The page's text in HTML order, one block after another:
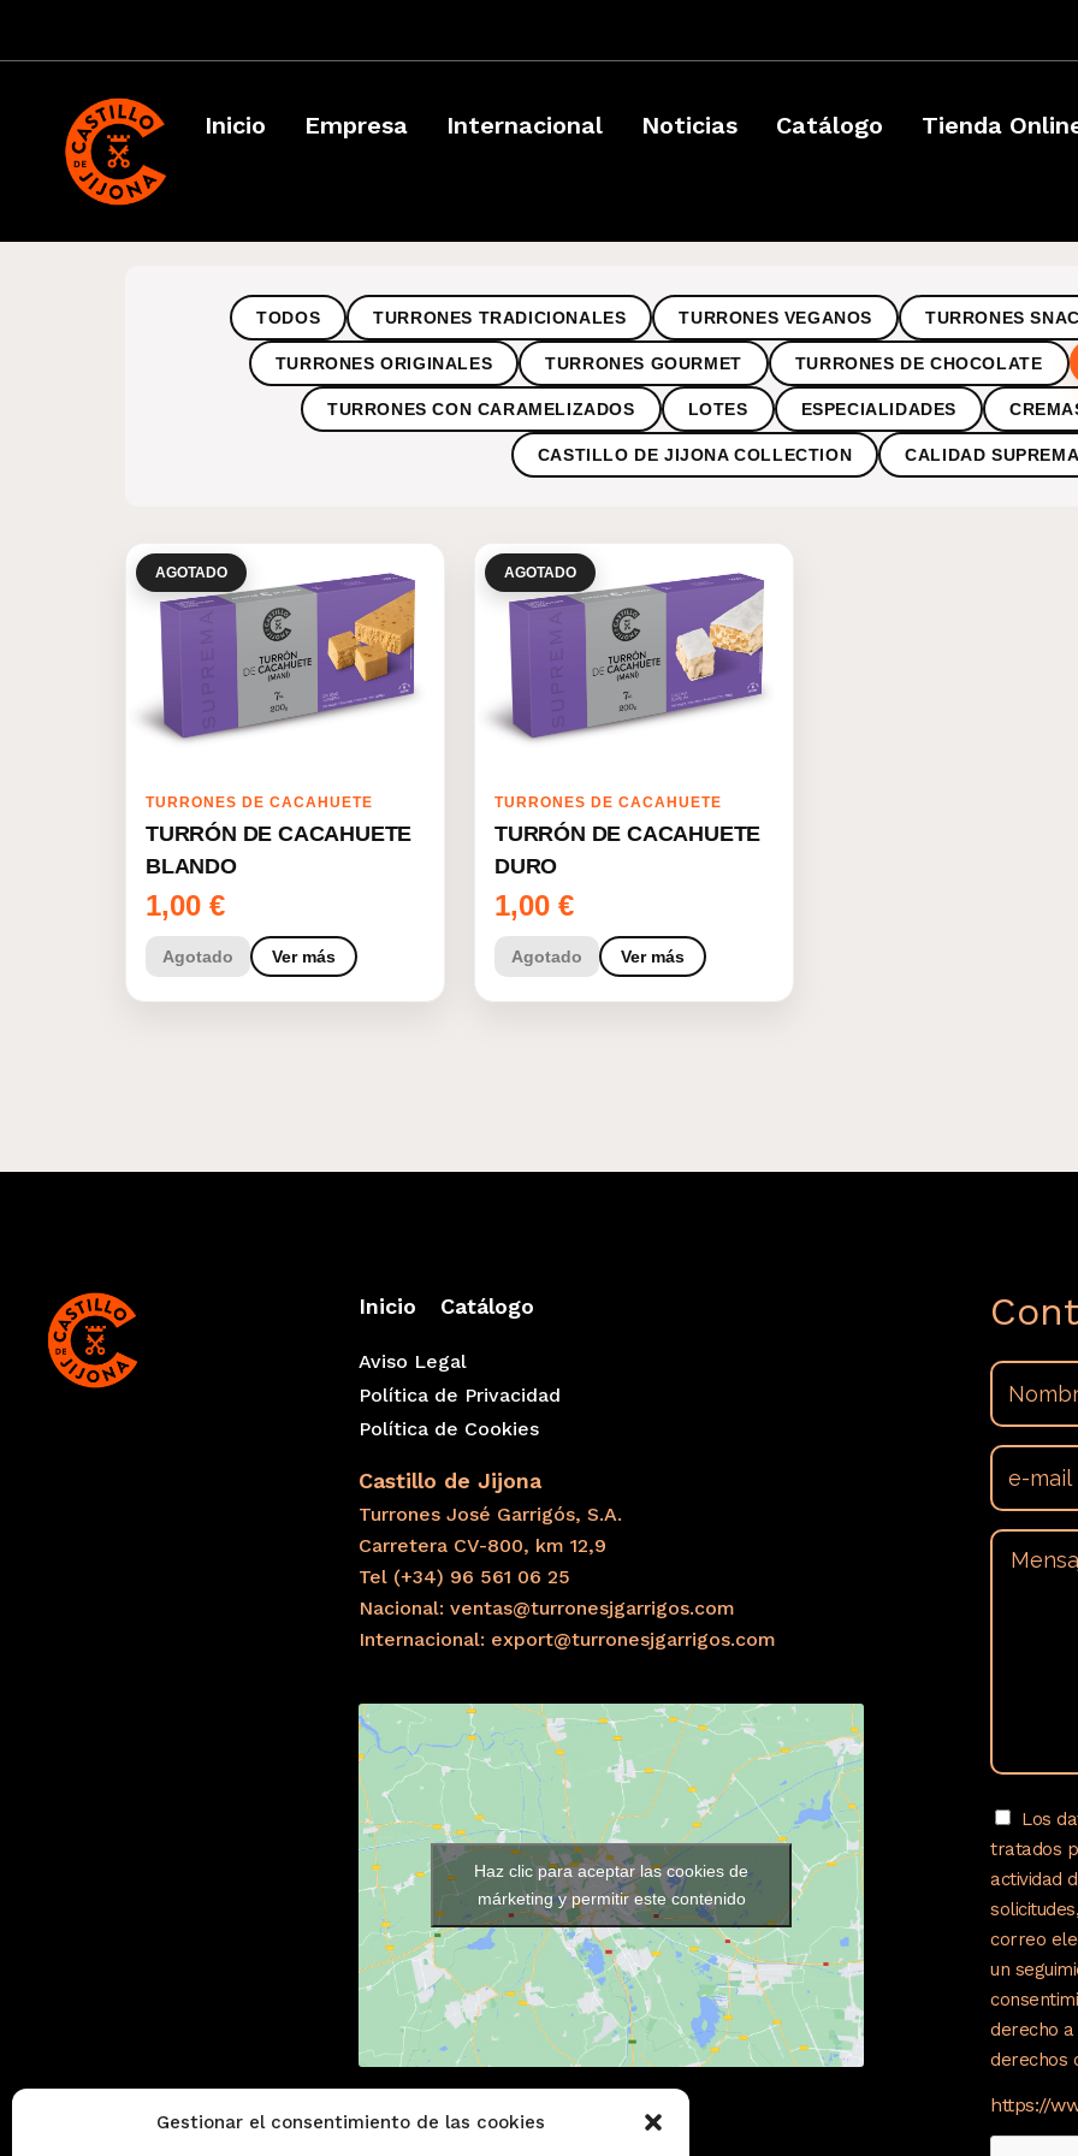
Gestionar el consentimiento de las cookies
Inicio Empresa Internacional Noticias Catálogo Tienda
TODOS TURRONES TRADICIONALES TURRONES VEGANOS TURRONES
TURRONES ORIGINALES TURRONES GOURMET TURRONES DE CHOCOLATE
TURRONES CON CARAMELIZADOS LOTES ESPECIALIDADES
CASTILLO DE JIJONA COLLECTION CALIDAD
AGOTADO
TURRONES DE CACAHUETE
TURRÓN DE CACAHUETE
BLANDO
1,00 €
Agotado Ver más
AGOTADO
TURRONES DE CACAHUETE
TURRÓN DE CACAHUETE
DURO
1,00 €
Agotado Ver más
Inicio Catálogo
Aviso Legal
Política de Privacidad
Política de Cookies
Castillo de Jijona
Turrones José Garrigós, S.A.
Carretera CV-800, km 12,9
Tel (+34) 96 561 06 25
Nacional: ventas@turronesjgarrigos.com
Internacional: export@turronesjgarrigos.com
Haz clic para aceptar las cookies de
márketing y permitir este contenido
Los
tratados
actividad
correo
un
derecho
derechos
https://